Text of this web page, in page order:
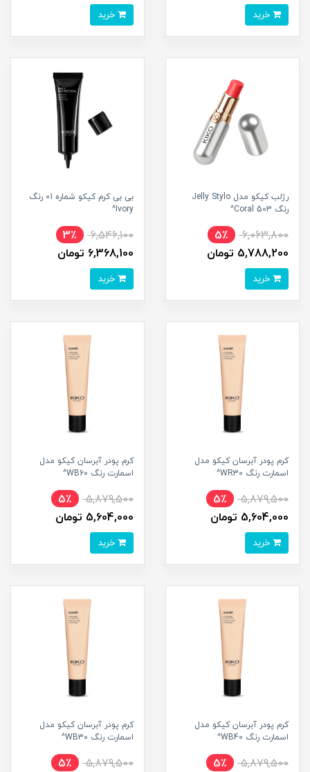
رژلب کیکو مدل Jelly Stylo
رنگ 503 Coral^
6,063,800
5٪
5,788,200 تومان
بی بی کرم کیکو شماره 01 رنگ
Ivory^
6,546,100
3٪
6,368,100 تومان
کرم پودر آبرسان کیکو مدل
اسمارت رنگ WR30^
5,879,500
5٪
5,604,000 تومان
کرم پودر آبرسان کیکو مدل
اسمارت رنگ WB60^
5,879,500
5٪
5,604,000 تومان
کرم پودر آبرسان کیکو مدل
اسمارت رنگ WB40^
5,879,500
5٪
کرم پودر آبرسان کیکو مدل
اسمارت رنگ WB30^
5,879,500
5٪